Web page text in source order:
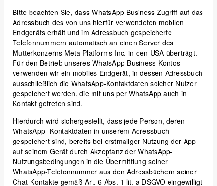
Bitte beachten Sie, dass WhatsApp Business Zugriff auf das
Adressbuch des von uns hierfür verwendeten mobilen
Endgeräts erhält und im Adressbuch gespeicherte
Telefonnummern automatisch an einen Server des
Mutterkonzerns Meta Platforms Inc. in den USA überträgt.
Für den Betrieb unseres WhatsApp-Business-Kontos
verwenden wir ein mobiles Endgerät, in dessen Adressbuch
ausschließlich die WhatsApp-Kontaktdaten solcher Nutzer
gespeichert werden, die mit uns per WhatsApp auch in
Kontakt getreten sind.
Hierdurch wird sichergestellt, dass jede Person, deren
WhatsApp- Kontaktdaten in unserem Adressbuch
gespeichert sind, bereits bei erstmaliger Nutzung der App
auf seinem Gerät durch Akzeptanz der WhatsApp-
Nutzungsbedingungen in die Übermittlung seiner
WhatsApp-Telefonnummer aus den Adressbüchern seiner
Chat-Kontakte gemäß Art. 6 Abs. 1 lit. a DSGVO eingewilligt